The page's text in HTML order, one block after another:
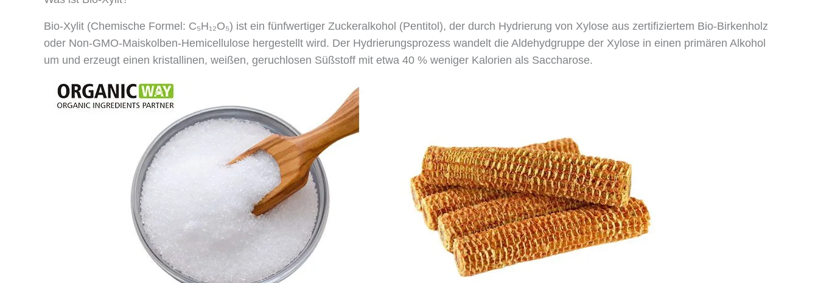
Bio-Xylit (Chemische Formel: C₅H₁₂O₅) ist ein fünfwertiger Zuckeralkohol (Pentitol), der durch Hydrierung von Xylose aus zertifiziertem Bio-Birkenholz
oder Non-GMO-Maiskolben-Hemicellulose hergestellt wird. Der Hydrierungsprozess wandelt die Aldehydgruppe der Xylose in einen primären Alkohol
um und erzeugt einen kristallinen, weißen, geruchlosen Süßstoff mit etwa 40 % weniger Kalorien als Saccharose.